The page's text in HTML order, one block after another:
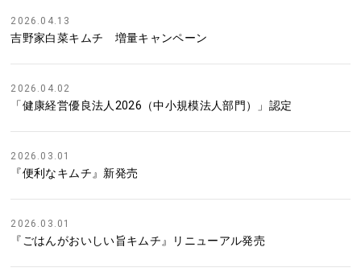
2026.04.13
吉野家白菜キムチ 増量キャンペーン
2026.04.02
「健康経営優良法人2026（中小規模法人部門）」認定
2026.03.01
『便利なキムチ』新発売
2026.03.01
『ごはんがおいしい旨キムチ』リニューアル発売